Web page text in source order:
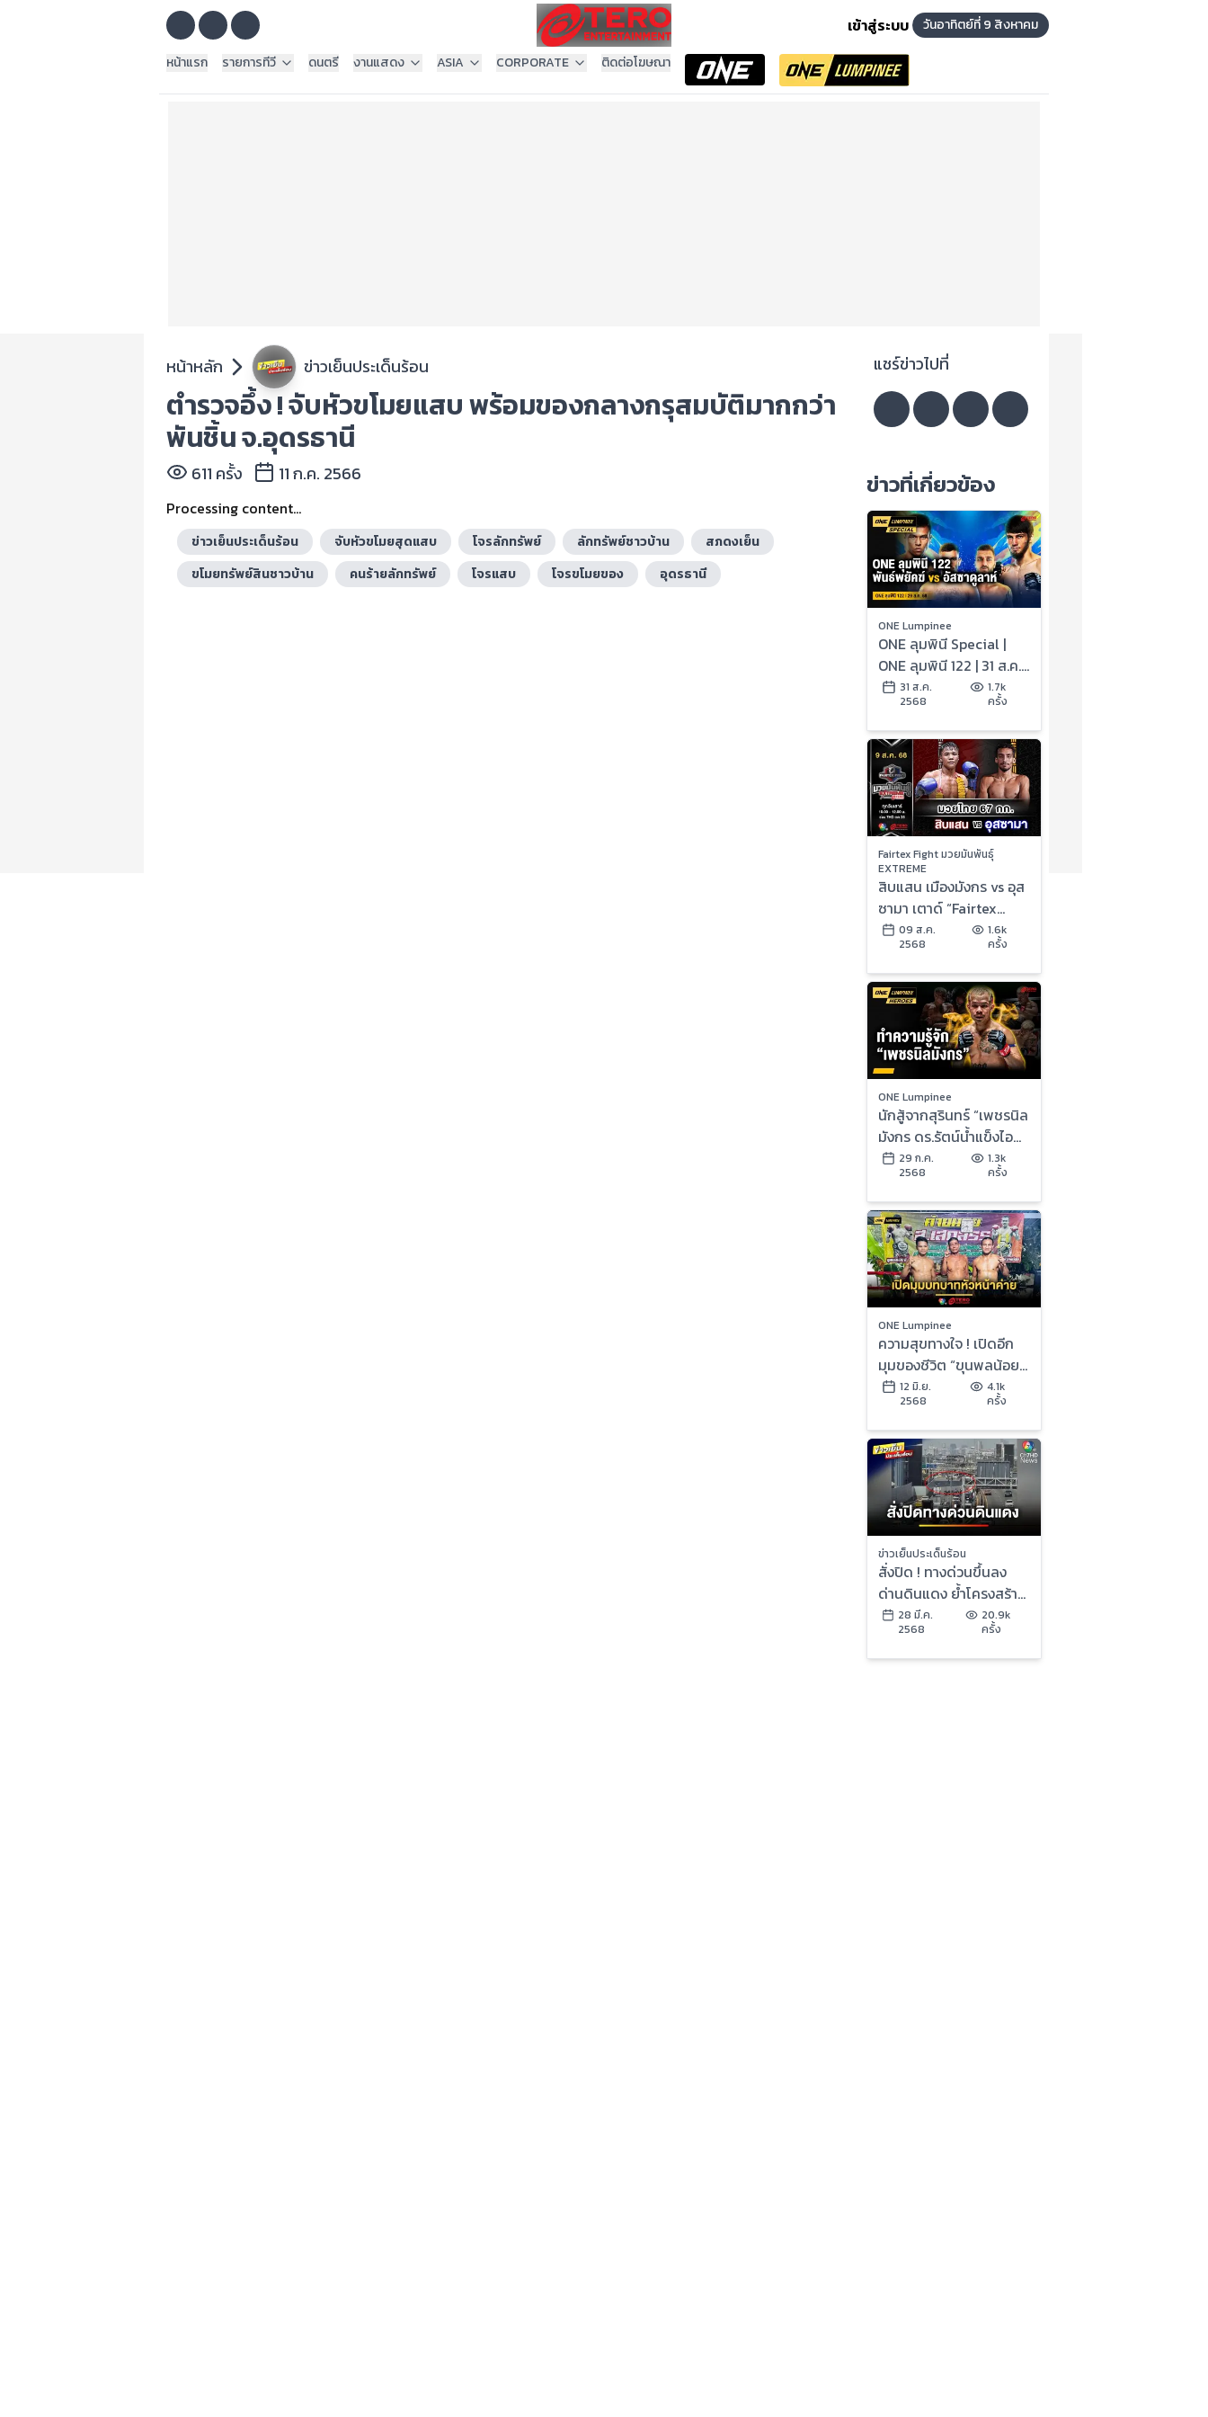
เข้าสู่ระบบ
วันอาทิตย์ที่ 9 สิงหาคม
หน้าแรก
รายการทีวี ดนตรี งานแสดง ASIA CORPORATE ติดต่อโฆษณา
หน้าหลัก ข่าวเย็นประเด็นร้อน
ตำรวจอึ้ง ! จับหัวขโมยแสบ พร้อมของกลางกรุสมบัติมากกว่า
พันชิ้น จ.อุดรธานี
611 ครั้ง 11 ก.ค. 2566
Processing content...
ข่าวเย็นประเด็นร้อน จับหัวขโมยสุดแสบ โจรลักทรัพย์ ลักทรัพย์ชาวบ้าน
สภดงเย็น
ขโมยทรัพย์สินชาวบ้าน
คนร้ายลักทรัพย์ โจรแสบ โจรขโมยของ อุดรธานี
แชร์ข่าวไปที่
ข่าวที่เกี่ยวข้อง
ONE Lumpinee
ONE ลุมพินี Special |
ONE ลุมพินี 122 | 31 ส.ค.
2568 | Ch7HD
31 ส.ค.
2568
1.7k
ครั้ง
Fairtex Fight มวยมันพันธุ์
EXTREME
สิบแสน เมืองมังกร vs อุส
ซามา เตาด์ “Fairtex
Fight มวยมันพันธุ์
EXTREME” (9 ส.ค.68)
09 ส.ค.
2568
1.6k
ครั้ง
ONE Lumpinee
นักสู้จากสุรินทร์ “เพชรนิล
มังกร ดร.รัตน์น้ำแข็งไอซ์
แลนด์” | ONE ลุมพินี
Heroes | 29 ก.ค. 68 |
Ch7HD
29 ก.ค.
2568
1.3k
ครั้ง
ONE Lumpinee
ความสุขทางใจ ! เปิดอีก
มุมของชีวิต “ขุนพลน้อย”
กับบทบาทหัวหน้าค่าย
ส.เสกสรร
12 มิ.ย.
2568
4.1k
ครั้ง
ข่าวเย็นประเด็นร้อน
สั่งปิด ! ทางด่วนขึ้นลง
ด่านดินแดง ย้ำโครงสร้าง
ไม่ได้รับผลกระทบ | ข่าว
เย็นประเด็นร้อน
28 มี.ค.
2568
20.9k
ครั้ง